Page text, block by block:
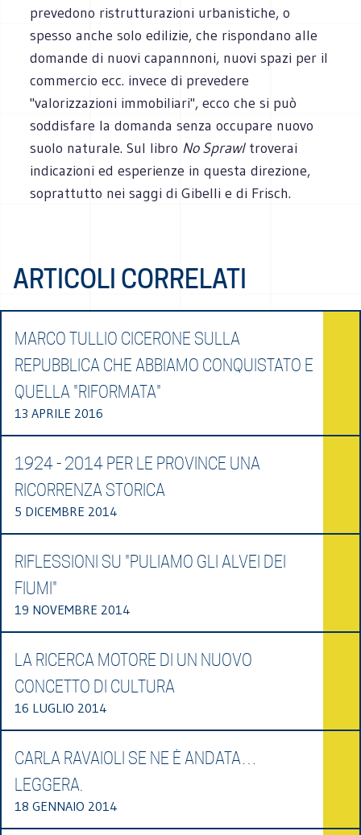
prevedono ristrutturazioni urbanistiche, o
spesso anche solo edilizie, che rispondano alle
domande di nuovi capannnoni, nuovi spazi per il
commercio ecc. invece di prevedere
"valorizzazioni immobiliari", ecco che si può
soddisfare la domanda senza occupare nuovo
suolo naturale. Sul libro No Sprawltroverai
indicazioni ed esperienze in questa direzione,
soprattutto nei saggi di Gibelli e di Frisch.
ARTICOLI CORRELATI
MARCO TULLIO CICERONE SULLA
REPUBBLICA CHE ABBIAMO CONQUISTATO E
QUELLA "RIFORMATA"
13 APRILE 2016
1924 - 2014 PER LE PROVINCE UNA
RICORRENZA STORICA
5 DICEMBRE 2014
RIFLESSIONI SU "PULIAMO GLI ALVEI DEI
FIUMI"
19 NOVEMBRE 2014
LA RICERCA MOTORE DI UN NUOVO
CONCETTO DI CULTURA
16 LUGLIO 2014
CARLA RAVAIOLI SE NE È ANDATA…
LEGGERA.
18 GENNAIO 2014